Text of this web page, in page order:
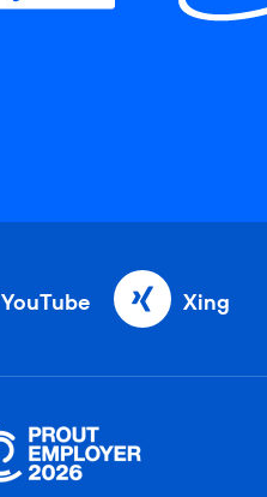
YouTube Xing